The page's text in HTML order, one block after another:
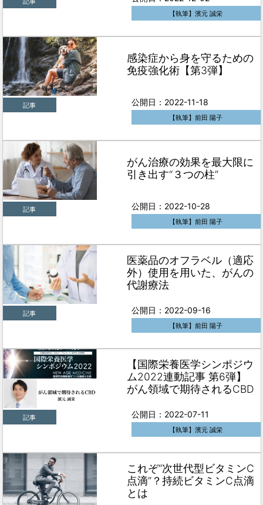
【執筆】濱元 誠栄
感染症から身を守るための
免疫強化術【第3弾】
記事 公開日：2022-11-18
【執筆】前田 陽子
がん治療の効果を最大限に
引き出す“３つの柱”
記事 公開日：2022-10-28
【執筆】前田 陽子
医薬品のオフラベル（適応
外）使用を用いた、がんの
代謝療法
記事 公開日：2022-09-16
【執筆】前田 陽子
【国際栄養医学シンポジウ
ム2022連動記事 第6弾】
がん領域で期待されるCBD
記事 公開日：2022-07-11
【執筆】濱元 誠栄
これぞ“次世代型ビタミンC
点滴”？持続ビタミンC点滴
とは